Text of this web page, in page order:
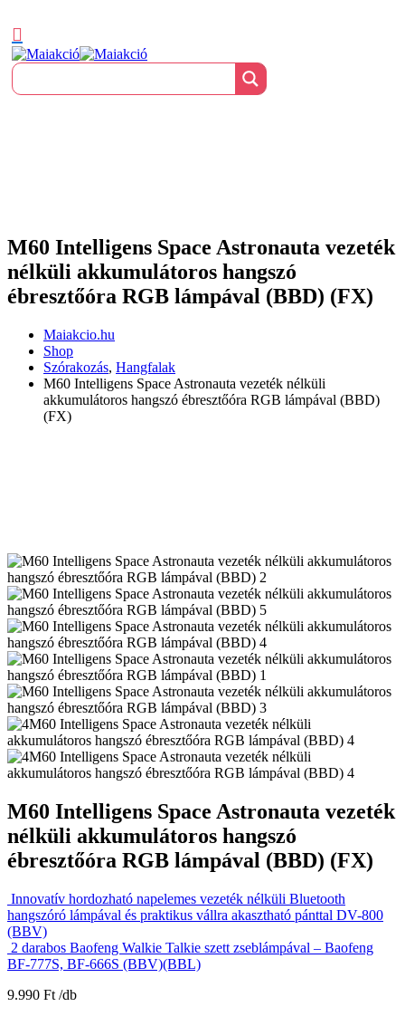
M60 Intelligens Space Astronauta vezeték
nélküli akkumulátoros hangszó
ébresztőóra RGB lámpával (BBD) (FX)
Maiakcio.hu
Shop
Szórakozás, Hangfalak
M60 Intelligens Space Astronauta vezeték nélküli
akkumulátoros hangszó ébresztőóra RGB lámpával (BBD)
(FX)
M60 Intelligens Space Astronauta vezeték
nélküli akkumulátoros hangszó
ébresztőóra RGB lámpával (BBD) (FX)
Innovatív hordozható napelemes vezeték nélküli Bluetooth
hangszóró lámpával és praktikus vállra akasztható pánttal DV-800
(BBV)
2 darabos Baofeng Walkie Talkie szett zseblámpával – Baofeng
BF-777S, BF-666S (BBV)(BBL)
9.990 Ft